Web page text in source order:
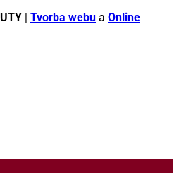
| Tvorba webu a Online